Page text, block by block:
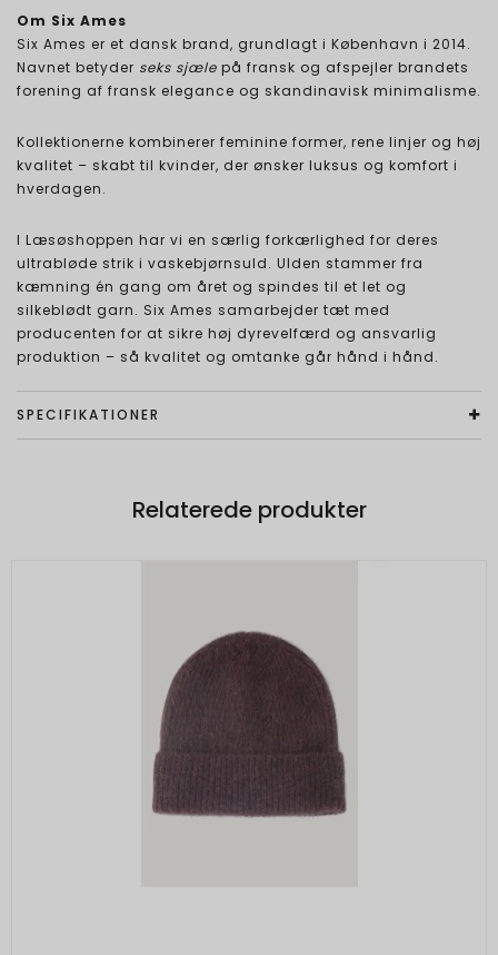
Om Six Ames
Six Ames er et dansk brand, grundlagt i København i 2014.
Navnet betyder seks sjæle på fransk og afspejler brandets
forening af fransk elegance og skandinavisk minimalisme.
Kollektionerne kombinerer feminine former, rene linjer og høj
kvalitet – skabt til kvinder, der ønsker luksus og komfort i
hverdagen.
I Læsøshoppen har vi en særlig forkærlighed for deres
ultrabløde strik i vaskebjørnsuld. Ulden stammer fra
kæmning én gang om året og spindes til et let og
silkeblødt garn. Six Ames samarbejder tæt med
producenten for at sikre høj dyrevelfærd og ansvarlig
produktion – så kvalitet og omtanke går hånd i hånd.
SPECIFIKATIONER
Relaterede produkter